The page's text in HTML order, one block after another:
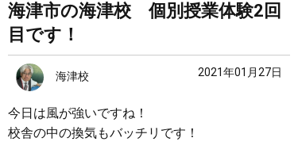
海津市の海津校 個別授業体験2回
目です！
海津校 2021年01月27日
今日は風が強いですね！
校舎の中の換気もバッチリです！